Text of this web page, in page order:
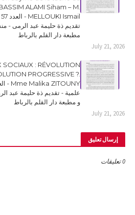
ALAMI Siham – M.
تقديم ذة حليمة عبد الرمى -
مطبعة دار القلم بالرباط
July 21, 2026
SOCIAUX : RÉVOLUTION
PROGRESSIVE ?.
علمية - تقديم ذة حليمة عبد
و مطبعة دار القلم بالرباط
July 21, 2026
إرسال تعليق
0 تعليقات